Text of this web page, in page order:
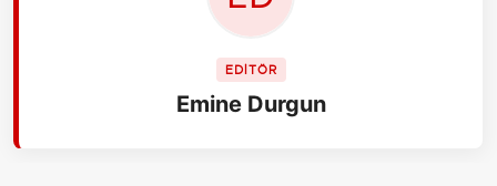
EDİTÖR
Emine Durgun